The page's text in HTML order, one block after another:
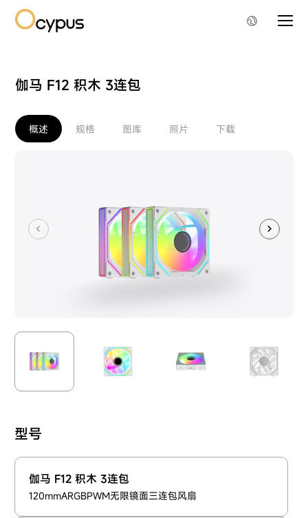
伽马 F12 积木 3连包
概述 规格 图库 照片 下载
型号
伽马 F12 积木 3连包
120mmARGBPWM无限镜面三连包风扇